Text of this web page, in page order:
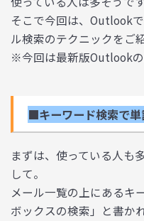
そこで今回は、Outlook
ル検索のテクニックをご
※今回は最新版Outlookの
■キーワード検索で単
まずは、使っている人も
して。
メール一覧の上にあるキ
ボックスの検索」と書か